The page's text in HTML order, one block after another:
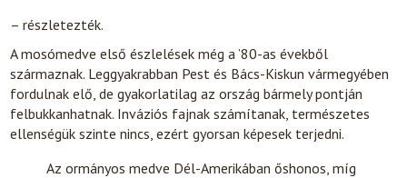
– részletezték.
A mosómedve első észlelések még a ’80-as évekből
származnak. Leggyakrabban Pest és Bács-Kiskun vármegyében
fordulnak elő, de gyakorlatilag az ország bármely pontján
felbukkanhatnak. Inváziós fajnak számítanak, természetes
ellenségük szinte nincs, ezért gyorsan képesek terjedni.
Az ormányos medve Dél-Amerikában őshonos, míg